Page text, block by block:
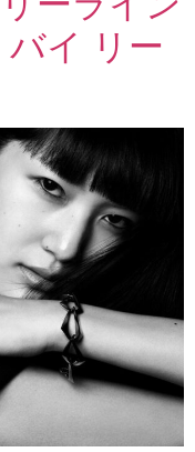
バイ リー